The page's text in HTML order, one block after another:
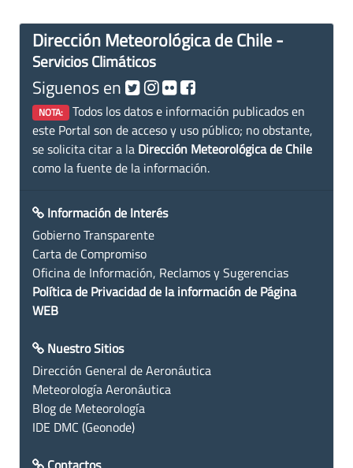
Dirección Meteorológica de Chile -
Servicios Climáticos
Siguenos en
NOTA: Todos los datos e información publicados en
este Portal son de acceso y uso público; no obstante,
se solicita citar a la Dirección Meteorológica de Chile
como la fuente de la información.
Información de Interés
Gobierno Transparente
Carta de Compromiso
Oficina de Información, Reclamos y Sugerencias
Política de Privacidad de la información de Página
WEB
Nuestro Sitios
Dirección General de Aeronáutica
Meteorología Aeronáutica
Blog de Meteorología
IDE DMC (Geonode)